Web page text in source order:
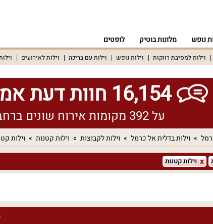
נופש מלונות בוטיק לופטים
וילות למסיבת רווקות וילות נופש וילות עם בריכה וילות לאירועים
16,154 חוות דעת אמיתיות!
על 392 מקומות אירוח שונים ברחבי הארץ
וילות בדלית אל כרמל וילות לקבוצות וילות קטנות וילות
וילות קטנות